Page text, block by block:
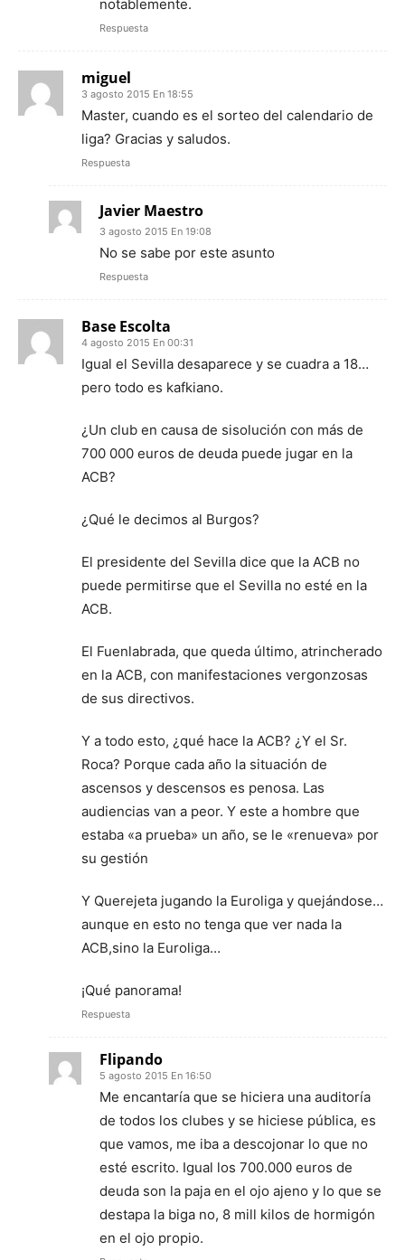
notablemente.
Respuesta
miguel
3 agosto 2015 En 18:55
Master, cuando es el sorteo del calendario de
liga? Gracias y saludos.
Respuesta
Javier Maestro
3 agosto 2015 En 19:08
No se sabe por este asunto
Respuesta
Base Escolta
4 agosto 2015 En 00:31
Igual el Sevilla desaparece y se cuadra a 18…
pero todo es kafkiano.
¿Un club en causa de sisolución con más de
700 000 euros de deuda puede jugar en la
ACB?
¿Qué le decimos al Burgos?
El presidente del Sevilla dice que la ACB no
puede permitirse que el Sevilla no esté en la
ACB.
El Fuenlabrada, que queda último, atrincherado
en la ACB, con manifestaciones vergonzosas
de sus directivos.
Y a todo esto, ¿qué hace la ACB? ¿Y el Sr.
Roca? Porque cada año la situación de
ascensos y descensos es penosa. Las
audiencias van a peor. Y este a hombre que
estaba «a prueba» un año, se le «renueva» por
su gestión
Y Querejeta jugando la Euroliga y quejándose…
aunque en esto no tenga que ver nada la
ACB,sino la Euroliga…
¡Qué panorama!
Respuesta
Flipando
5 agosto 2015 En 16:50
Me encantaría que se hiciera una auditoría
de todos los clubes y se hiciese pública, es
que vamos, me iba a descojonar lo que no
esté escrito. Igual los 700.000 euros de
deuda son la paja en el ojo ajeno y lo que se
destapa la biga no, 8 mill kilos de hormigón
en el ojo propio.